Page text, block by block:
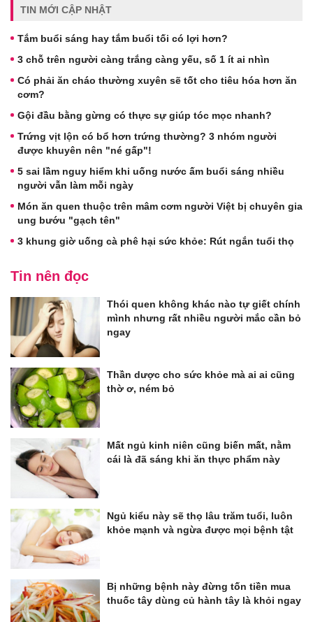
TIN MỚI CẬP NHẬT
Tắm buổi sáng hay tắm buổi tối có lợi hơn?
3 chỗ trên người càng trắng càng yếu, số 1 ít ai nhìn
Có phải ăn cháo thường xuyên sẽ tốt cho tiêu hóa hơn ăn
cơm?
Gội đầu bằng gừng có thực sự giúp tóc mọc nhanh?
Trứng vịt lộn có bổ hơn trứng thường? 3 nhóm người
được khuyên nên "né gấp"!
5 sai lầm nguy hiểm khi uống nước ấm buổi sáng nhiều
người vẫn làm mỗi ngày
Món ăn quen thuộc trên mâm cơm người Việt bị chuyên gia
ung bướu "gạch tên"
3 khung giờ uống cà phê hại sức khỏe: Rút ngắn tuổi thọ
Tin nên đọc
Thói quen không khác nào tự giết chính
mình nhưng rất nhiều người mắc cần bỏ
ngay
Thần dược cho sức khỏe mà ai ai cũng
thờ ơ, ném bỏ
Mất ngủ kinh niên cũng biến mất, nằm
cái là đã sáng khi ăn thực phẩm này
Ngủ kiểu này sẽ thọ lâu trăm tuổi, luôn
khỏe mạnh và ngừa được mọi bệnh tật
Bị những bệnh này đừng tốn tiền mua
thuốc tây dùng củ hành tây là khỏi ngay